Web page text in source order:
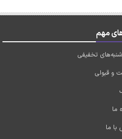
مهم
تخفیفی
و قبولی
ما
با ما